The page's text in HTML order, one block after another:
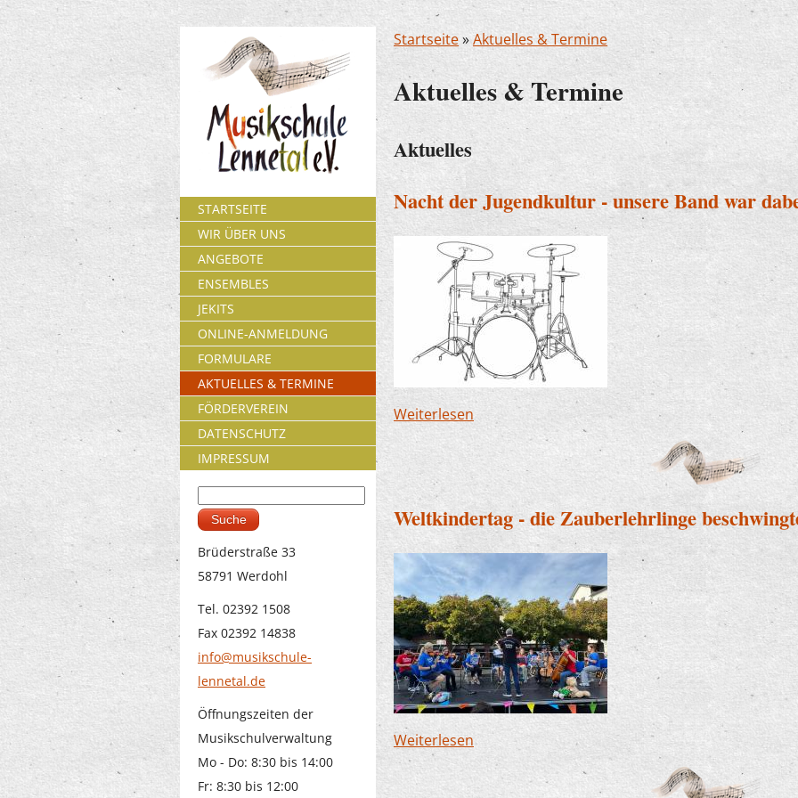
Startseite»Aktuelles & Termine
Aktuelles & Termine
Aktuelles
Nacht der Jugendkultur - unsere Band war
Weiterlesen über Nacht der Jugendkultur - unsere Band war
Weltkindertag - die Zauberlehrlinge
Weiterlesenüber Weltkindertag - die Zauberlehrlinge
STARTSEITE
WIR ÜBER UNS
ANGEBOTE
ENSEMBLES
JEKITS
ONLINE-ANMELDUNG
FORMULARE
AKTUELLES & TERMINE
FÖRDERVEREIN
DATENSCHUTZ
IMPRESSUM
Suchformular
Brüderstraße 33
58791 Werdohl
Tel. 02392 1508
Fax 02392 14838
info@musikschule-
lennetal.de
Öffnungszeiten der
Musikschulverwaltung
Mo - Do: 8:30 bis 14:00
Fr: 8:30 bis 12:00